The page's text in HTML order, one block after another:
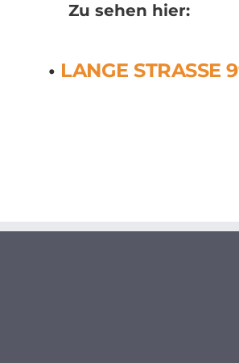
Zu sehen hier:
• LANGE STRASSE 99